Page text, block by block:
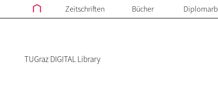
Zeitschriften Bücher
TUGraz DIGITAL Library